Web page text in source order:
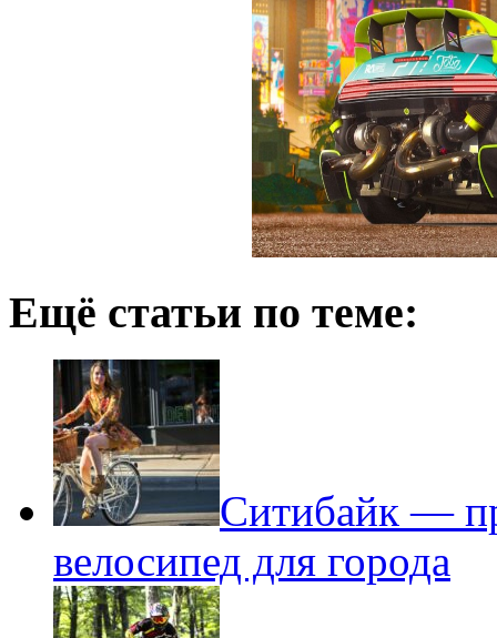
Ещё статьи по теме:
Ситибайк —
велосипед для города